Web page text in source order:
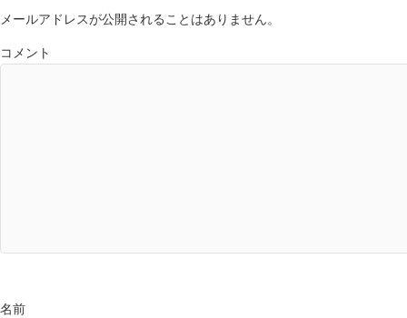
メールアドレスが公開されることはありません。
コメント
名前